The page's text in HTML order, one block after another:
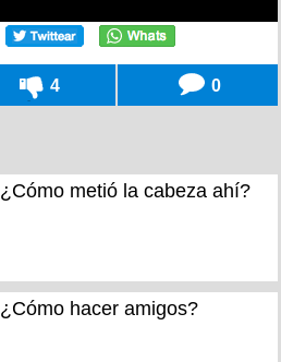
4 0
¿Cómo metió la cabeza ahí?
¿Cómo hacer amigos?